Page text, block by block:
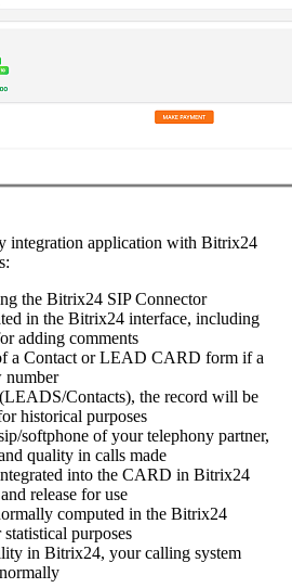
integration application with Bitrix24
the Bitrix24 SIP Connector
in the Bitrix24 interface, including
adding comments
a Contact or LEAD CARD form if a
number
Contacts), the record will be
historical purposes
softphone of your telephony partner,
quality in calls made
into the CARD in Bitrix24
release for use
computed in the Bitrix24
purposes
in Bitrix24, your calling system